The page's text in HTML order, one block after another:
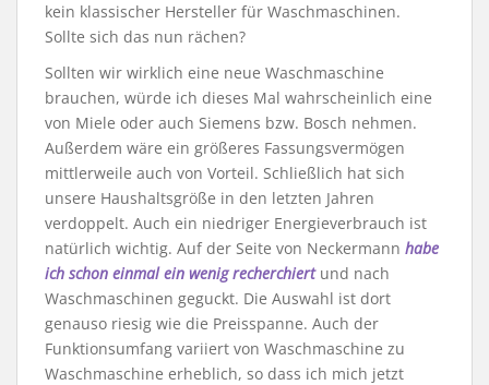
kein klassischer Hersteller für Waschmaschinen.
Sollte sich das nun rächen?
Sollten wir wirklich eine neue Waschmaschine
brauchen, würde ich dieses Mal wahrscheinlich eine
von Miele oder auch Siemens bzw. Bosch nehmen.
Außerdem wäre ein größeres Fassungsvermögen
mittlerweile auch von Vorteil. Schließlich hat sich
unsere Haushaltsgröße in den letzten Jahren
verdoppelt. Auch ein niedriger Energieverbrauch ist
natürlich wichtig. Auf der Seite von Neckermann habe
ich schon einmal ein wenig recherchiertund nach
Waschmaschinen geguckt. Die Auswahl ist dort
genauso riesig wie die Preisspanne. Auch der
Funktionsumfang variiert von Waschmaschine zu
Waschmaschine erheblich, so dass ich mich jetzt